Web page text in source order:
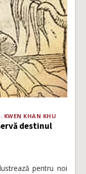
KWEN KHAN KHU
destinul
pentru noi